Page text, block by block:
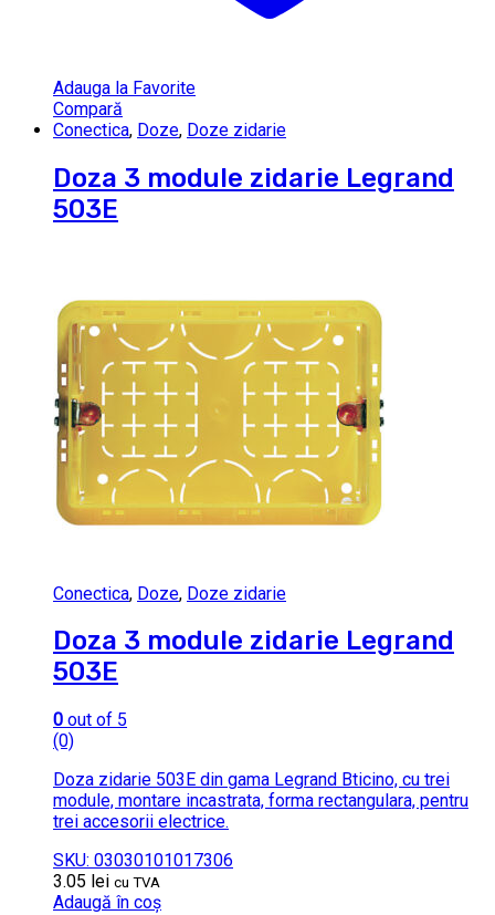
Adauga la Favorite
Compară
Conectica, Doze, Doze zidarie
Doza 3 module zidarie Legrand
503E
Conectica, Doze, Doze zidarie
Doza 3 module zidarie Legrand
503E
0 out of 5
(0)
Doza zidarie 503E din gama Legrand Bticino, cu trei
module, montare incastrata, forma rectangulara, pentru
trei accesorii electrice.
SKU: 03030101017306
3.05 lei cu TVA
Adaugă în coș